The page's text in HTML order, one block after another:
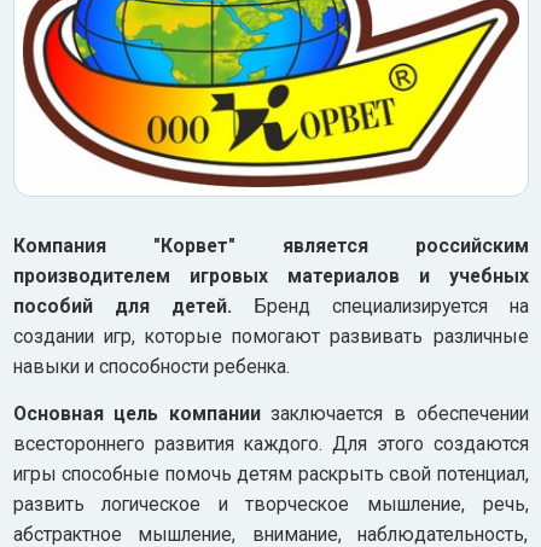
Компания "Корвет" является российским
производителем игровых материалов и учебных
пособий для детей. Бренд специализируется на
создании игр, которые помогают развивать различные
навыки и способности ребенка.
Основная цель компаниизаключается в обеспечении
всестороннего развития каждого. Для этого создаются
игры способные помочь детям раскрыть свой потенциал,
развить логическое и творческое мышление, речь,
абстрактное мышление, внимание, наблюдательность,